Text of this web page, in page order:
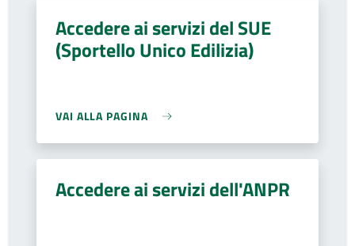
Accedere ai servizi del SUE
(Sportello Unico Edilizia)
VAI ALLA PAGINA
Accedere ai servizi dell'ANPR